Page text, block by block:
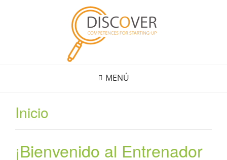
MENÚ
Inicio
¡Bienvenido al Entrenador